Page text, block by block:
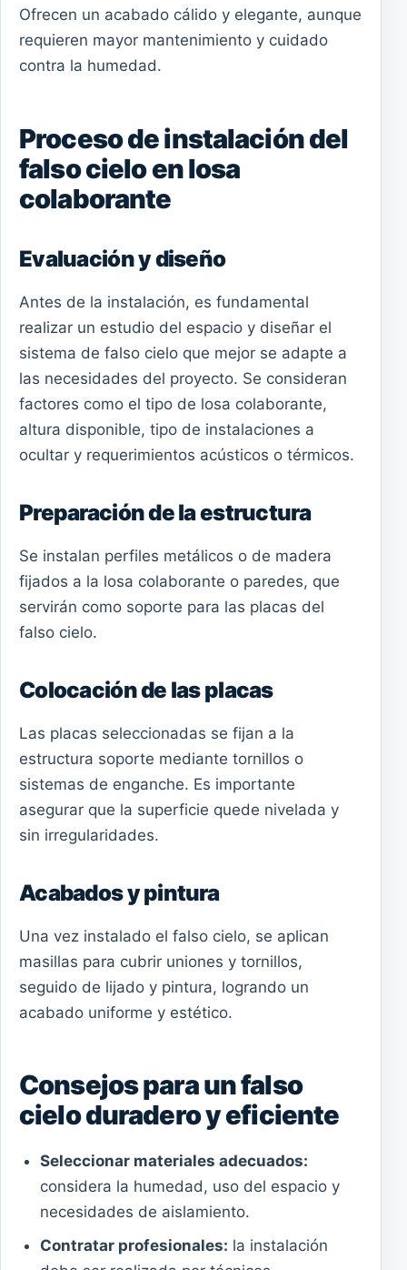
Ofrecen un acabado cálido y elegante, aunque
requieren mayor mantenimiento y cuidado
contra la humedad.
Proceso de instalación del
falso cielo en losa
colaborante
Evaluación y diseño
Antes de la instalación, es fundamental
realizar un estudio del espacio y diseñar el
sistema de falso cielo que mejor se adapte a
las necesidades del proyecto. Se consideran
factores como el tipo de losa colaborante,
altura disponible, tipo de instalaciones a
ocultar y requerimientos acústicos o térmicos.
Preparación de la estructura
Se instalan perfiles metálicos o de madera
fijados a la losa colaborante o paredes, que
servirán como soporte para las placas del
falso cielo.
Colocación de las placas
Las placas seleccionadas se fijan a la
estructura soporte mediante tornillos o
sistemas de enganche. Es importante
asegurar que la superficie quede nivelada y
sin irregularidades.
Acabados y pintura
Una vez instalado el falso cielo, se aplican
masillas para cubrir uniones y tornillos,
seguido de lijado y pintura, logrando un
acabado uniforme y estético.
Consejos para un falso
cielo duradero y eficiente
Seleccionar materiales adecuados:
considera la humedad, uso del espacio y
necesidades de aislamiento.
Contratar profesionales: la instalación